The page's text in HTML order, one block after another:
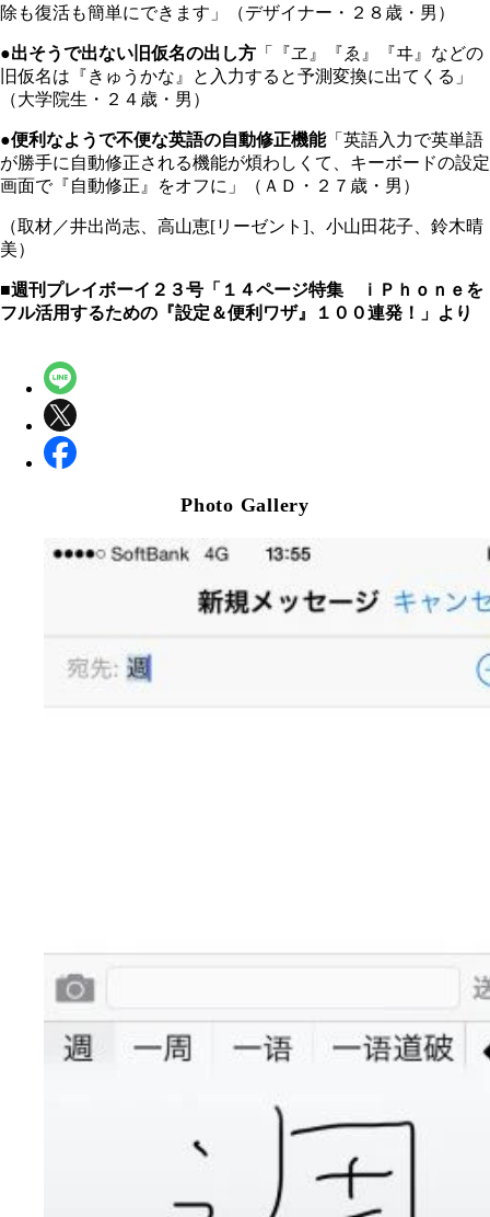
除も復活も簡単にできます」（デザイナー・２８歳・男）
●出そうで出ない旧仮名の出し方 「『ヱ』『ゑ』『ヰ』などの
旧仮名は『きゅうかな』と入力すると予測変換に出てくる」
（大学院生・２４歳・男）
●便利なようで不便な英語の自動修正機能「英語入力で英単語
が勝手に自動修正される機能が煩わしくて、キーボードの設定
画面で『自動修正』をオフに」（ＡＤ・２７歳・男）
（取材／井出尚志、高山恵[リーゼント]、小山田花子、鈴木晴
美）
■週刊プレイボーイ２３号「１４ページ特集 ｉＰｈｏｎｅを
フル活用するための『設定＆便利ワザ』１００連発！」より
Photo Gallery